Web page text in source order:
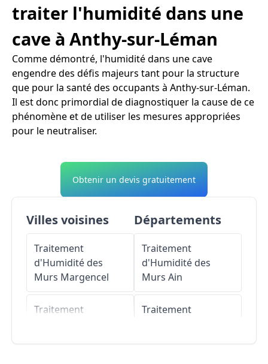
traiter l'humidité dans une
cave à Anthy-sur-Léman
Comme démontré, l'humidité dans une cave
engendre des défis majeurs tant pour la structure
que pour la santé des occupants à Anthy-sur-Léman.
Il est donc primordial de diagnostiquer la cause de ce
phénomène et de utiliser les mesures appropriées
pour le neutraliser.
Obtenir un devis gratuitement
Villes voisines
Traitement
d'Humidité des
Murs Margencel
Traitement
Départements
Traitement
d'Humidité des
Murs Ain
Traitement